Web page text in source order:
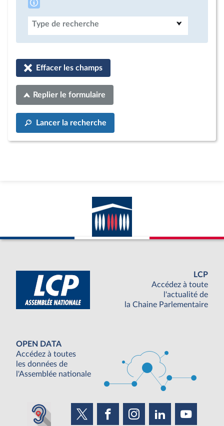
Type de recherche
Effacer les champs
Replier le formulaire
Lancer la recherche
LCP
Accédez à toute
l'actualité de
la Chaine Parlementaire
OPEN DATA
Accédez à toutes
les données de
l'Assemblée nationale